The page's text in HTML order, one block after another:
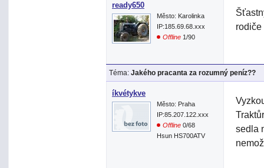
ready650
Město: Karolinka
IP:185.69.68.xxx
Offline 1/90
Téma: Jakého pracanta za rozumný peníz??
íkvétykve
Město: Praha
IP:85.207.122.xxx
Offline 0/68
Hsun HS700ATV
sedla